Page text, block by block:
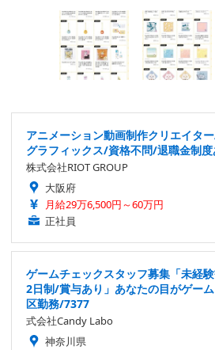
アニメーション動画制作クリエイタ
グラフィックス/資格不問/退職金制度
株式会社RIOT GROUP
大阪府
月給29万6,500円～60万円
正社員
ゲームチェックスタッフ募集「未経
2日制/賞与あり」あなたの目がゲー
区勤務/7377
式会社Candy Labo
神奈川県